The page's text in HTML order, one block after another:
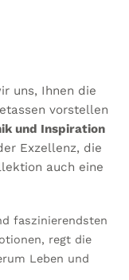
uns, Ihnen die
vorstellen
und Inspiration
Exzellenz, die
auch eine
faszinierendsten
regt die
Leben und